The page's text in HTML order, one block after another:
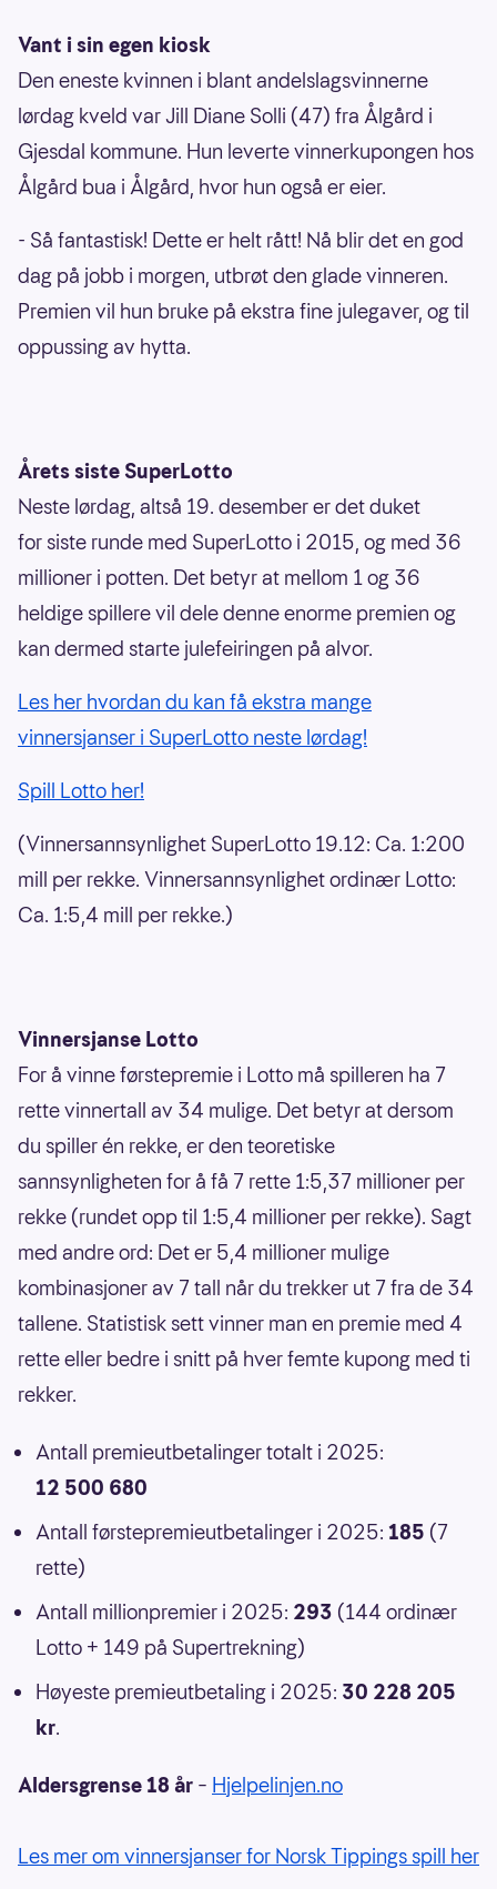
Vant i sin egen kiosk
Den eneste kvinnen i blant andelslagsvinnerne
lørdag kveld var Jill Diane Solli (47) fra Ålgård i
Gjesdal kommune. Hun leverte vinnerkupongen hos
Ålgård bua i Ålgård, hvor hun også er eier.
- Så fantastisk! Dette er helt rått! Nå blir det en god
dag på jobb i morgen, utbrøt den glade vinneren.
Premien vil hun bruke på ekstra fine julegaver, og til
oppussing av hytta.
Årets siste SuperLotto
Neste lørdag, altså 19. desember er det duket
for siste runde med SuperLotto i 2015, og med 36
millioner i potten. Det betyr at mellom 1 og 36
heldige spillere vil dele denne enorme premien og
kan dermed starte julefeiringen på alvor.
Les her hvordan du kan få ekstra mange
vinnersjanser i SuperLotto neste lørdag!
Spill Lotto her!
(Vinnersannsynlighet SuperLotto 19.12: Ca. 1:200
mill per rekke. Vinnersannsynlighet ordinær Lotto:
Ca. 1:5,4 mill per rekke.)
Vinnersjanse Lotto
For å vinne førstepremie i Lotto må spilleren ha 7
rette vinnertall av 34 mulige. Det betyr at dersom
du spiller én rekke, er den teoretiske
sannsynligheten for å få 7 rette 1:5,37 millioner per
rekke (rundet opp til 1:5,4 millioner per rekke). Sagt
med andre ord: Det er 5,4 millioner mulige
kombinasjoner av 7 tall når du trekker ut 7 fra de 34
tallene. Statistisk sett vinner man en premie med 4
rette eller bedre i snitt på hver femte kupong med ti
rekker.
Antall premieutbetalinger totalt i 2025:
12 500 680
Antall førstepremieutbetalinger i 2025: 185 (7
rette)
Antall millionpremier i 2025: 293 (144 ordinær
Lotto + 149 på Supertrekning)
Høyeste premieutbetaling i 2025: 30 228 205
kr.
Aldersgrense 18 år – Hjelpelinjen.no
Les mer om vinnersjanser for Norsk Tippings spill her